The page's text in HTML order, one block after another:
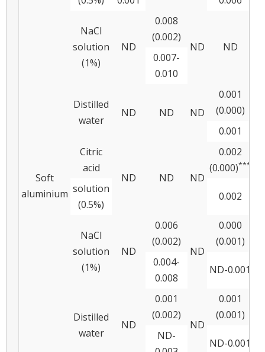
NaCl
solution
(1%)
ND
0.008
(0.002)
ND
ND
0.007-
0.010
Soft
aluminium
Distilled
water
ND ND ND
0.001
(0.000)
0.001
Citric
acid
ND ND ND
0.002
(0.000)***
solution
(0.5%)
0.002
NaCl
solution
(1%)
ND
0.006
(0.002)
ND
0.000
(0.001)
0.004-
0.008
ND-0.001
Distilled
water
ND
0.001
(0.002)
ND
0.001
(0.001)
ND-
ND-0.001